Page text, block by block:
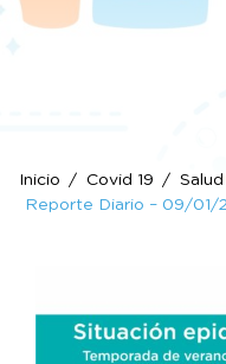
Inicio Covid 19 Salud
Reporte Diario – 09/01/